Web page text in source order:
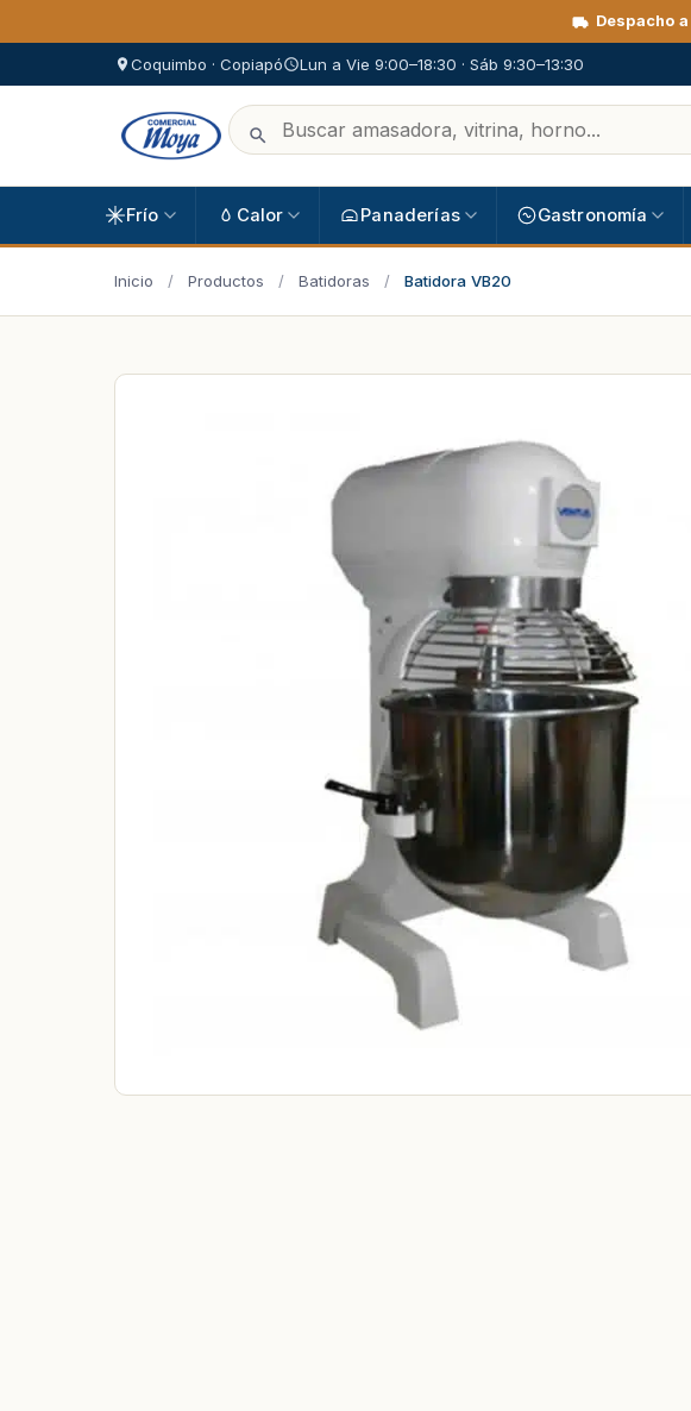
Despacho
Coquimbo · Copiapó Lun a Vie 9:00–18:30 · Sáb 9:30–13:30
Frío Calor Panaderías Gastronomía
Inicio / Productos / Batidoras / Batidora VB20